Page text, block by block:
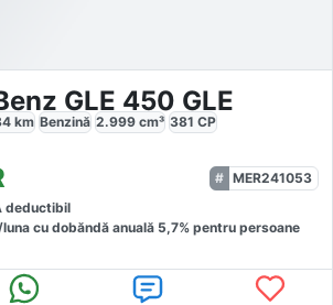
GLE 450 GLE
km Benzină 2.999 cm³ 381 CP
MER241053
deductibil
lunacu dobăndă anuală 5,7% pentru persoane